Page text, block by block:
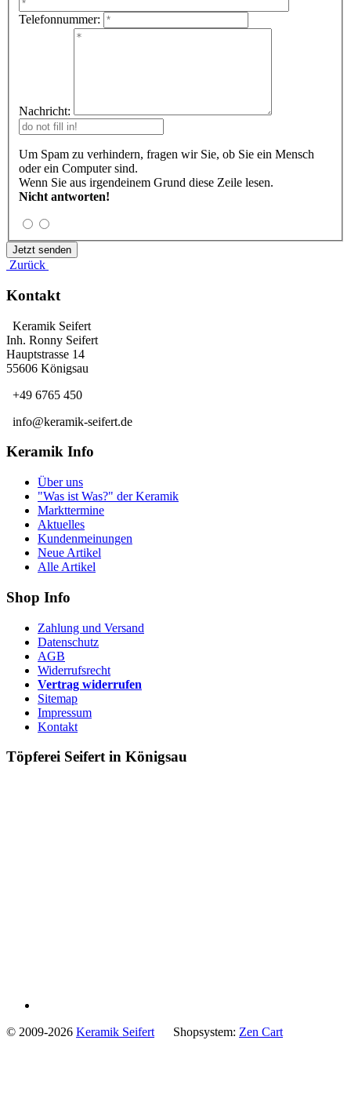
Telefonnummer:
Nachricht:
Um Spam zu verhindern, fragen wir Sie, ob Sie ein Mensch
oder ein Computer sind.
Wenn Sie aus irgendeinem Grund diese Zeile lesen.
Nicht antworten!
Zurück
Kontakt
Keramik Seifert
Inh. Ronny Seifert
Hauptstrasse 14
55606 Königsau
+49 6765 450
info@keramik-seifert.de
Keramik Info
Über uns
"Was ist Was?" der Keramik
Markttermine
Aktuelles
Kundenmeinungen
Neue Artikel
Alle Artikel
Shop Info
Zahlung und Versand
Datenschutz
AGB
Widerrufsrecht
Vertrag widerrufen
Sitemap
Impressum
Kontakt
Töpferei Seifert in Königsau
© 2009-2026 Keramik Seifert Shopsystem: Zen Cart